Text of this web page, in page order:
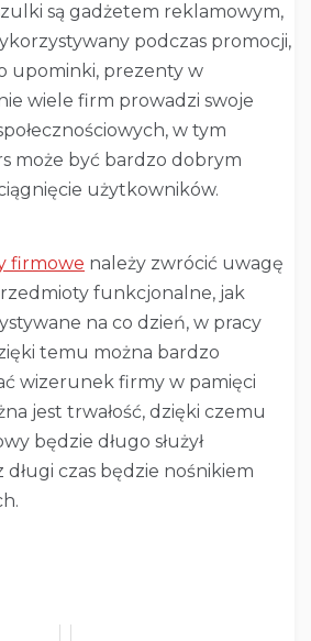
są gadżetem reklamowym,
podczas promocji,
upominki, prezenty w
wiele firm prowadzi swoje
w tym
może być bardzo dobrym
użytkowników.
firmowe należy zwrócić uwagę
funkcjonalne, jak
na co dzień, w pracy
temu można bardzo
wizerunek firmy w pamięci
jest trwałość, dzięki czemu
będzie długo służył
długi czas będzie nośnikiem